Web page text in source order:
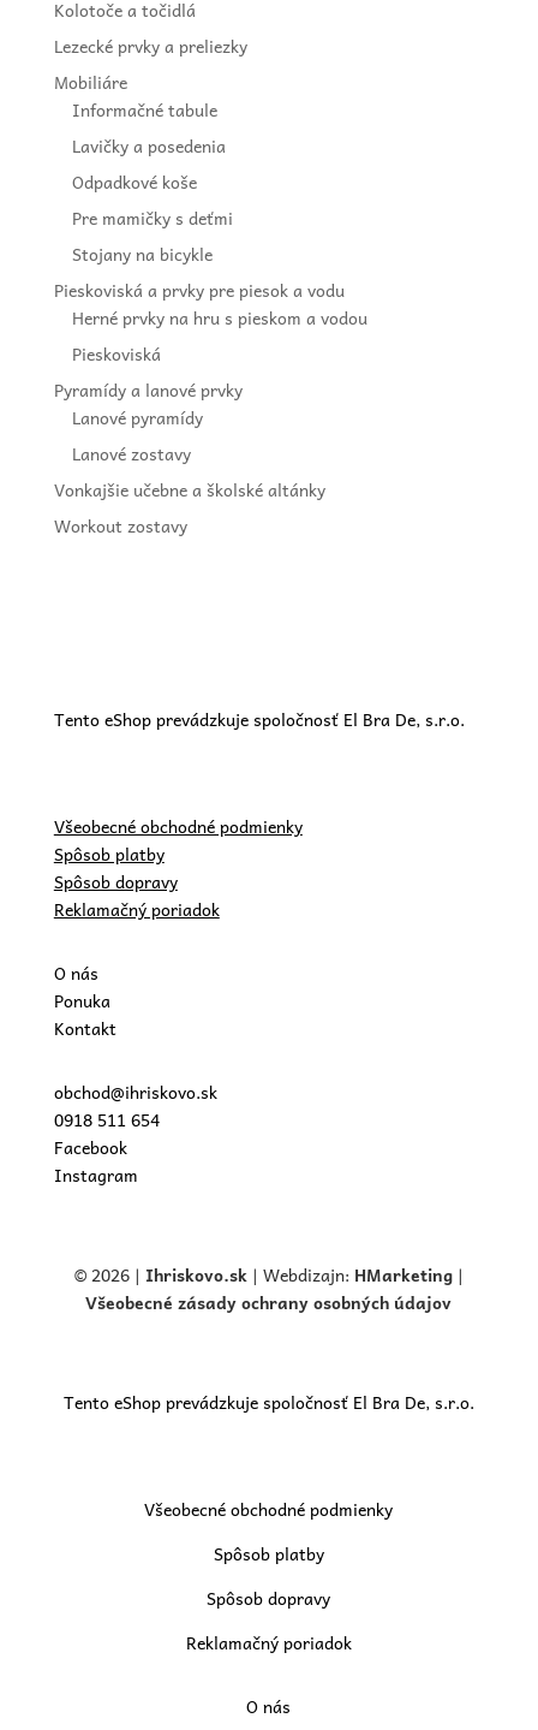
Kolotoče a točidlá
Lezecké prvky a preliezky
Mobiliáre
Informačné tabule
Lavičky a posedenia
Odpadkové koše
Pre mamičky s deťmi
Stojany na bicykle
Pieskoviská a prvky pre piesok a vodu
Herné prvky na hru s pieskom a vodou
Pieskoviská
Pyramídy a lanové prvky
Lanové pyramídy
Lanové zostavy
Vonkajšie učebne a školské altánky
Workout zostavy
Tento eShop prevádzkuje spoločnosť El Bra De, s.r.o.
Všeobecné obchodné podmienky
Spôsob platby
Spôsob dopravy
Reklamačný poriadok
O nás
Ponuka
Kontakt
obchod@ihriskovo.sk
0918 511 654
Facebook
Instagram
© 2026 | Ihriskovo.sk| Webdizajn: HMarketing |
Všeobecné zásady ochrany osobných údajov
Tento eShop prevádzkuje spoločnosť El Bra De, s.r.o.
Všeobecné obchodné podmienky
Spôsob platby
Spôsob dopravy
Reklamačný poriadok
O nás